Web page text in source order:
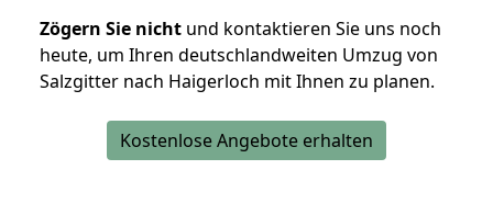
Zögern Sie nicht und kontaktieren Sie uns noch
heute, um Ihren deutschlandweiten Umzug von
Salzgitter nach Haigerloch mit Ihnen zu planen.
Kostenlose Angebote erhalten